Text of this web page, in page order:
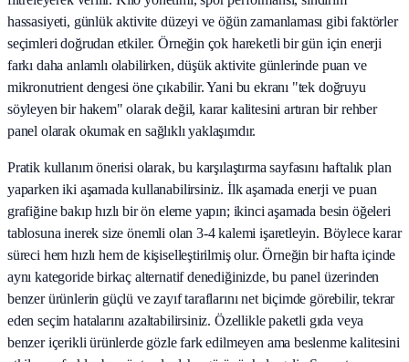
hassasiyeti, günlük aktivite düzeyi ve öğün zamanlaması gibi faktörler
seçimleri doğrudan etkiler. Örneğin çok hareketli bir gün için enerji
farkı daha anlamlı olabilirken, düşük aktivite günlerinde puan ve
mikronutrient dengesi öne çıkabilir. Yani bu ekranı "tek doğruyu
söyleyen bir hakem" olarak değil, karar kalitesini artıran bir rehber
panel olarak okumak en sağlıklı yaklaşımdır.
Pratik kullanım önerisi olarak, bu karşılaştırma sayfasını haftalık plan
yaparken iki aşamada kullanabilirsiniz. İlk aşamada enerji ve puan
grafiğine bakıp hızlı bir ön eleme yapın; ikinci aşamada besin öğeleri
tablosuna inerek size önemli olan 3-4 kalemi işaretleyin. Böylece karar
süreci hem hızlı hem de kişiselleştirilmiş olur. Örneğin bir hafta içinde
aynı kategoride birkaç alternatif denediğinizde, bu panel üzerinden
benzer ürünlerin güçlü ve zayıf taraflarını net biçimde görebilir, tekrar
eden seçim hatalarını azaltabilirsiniz. Özellikle paketli gıda veya
benzer içerikli ürünlerde gözle fark edilmeyen ama beslenme kalitesini